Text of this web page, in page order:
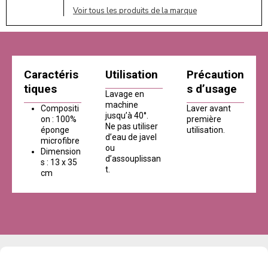
Voir tous les produits de la marque
Caractéris
tiques
Compositi
on : 100%
éponge
microfibre
Dimension
s : 13 x 35
cm
Utilisation
Lavage en
machine
jusqu’à 40°.
Ne pas utiliser
d’eau de javel
ou
d’assouplissan
t.
Précaution
s d’usage
Laver avant
première
utilisation.